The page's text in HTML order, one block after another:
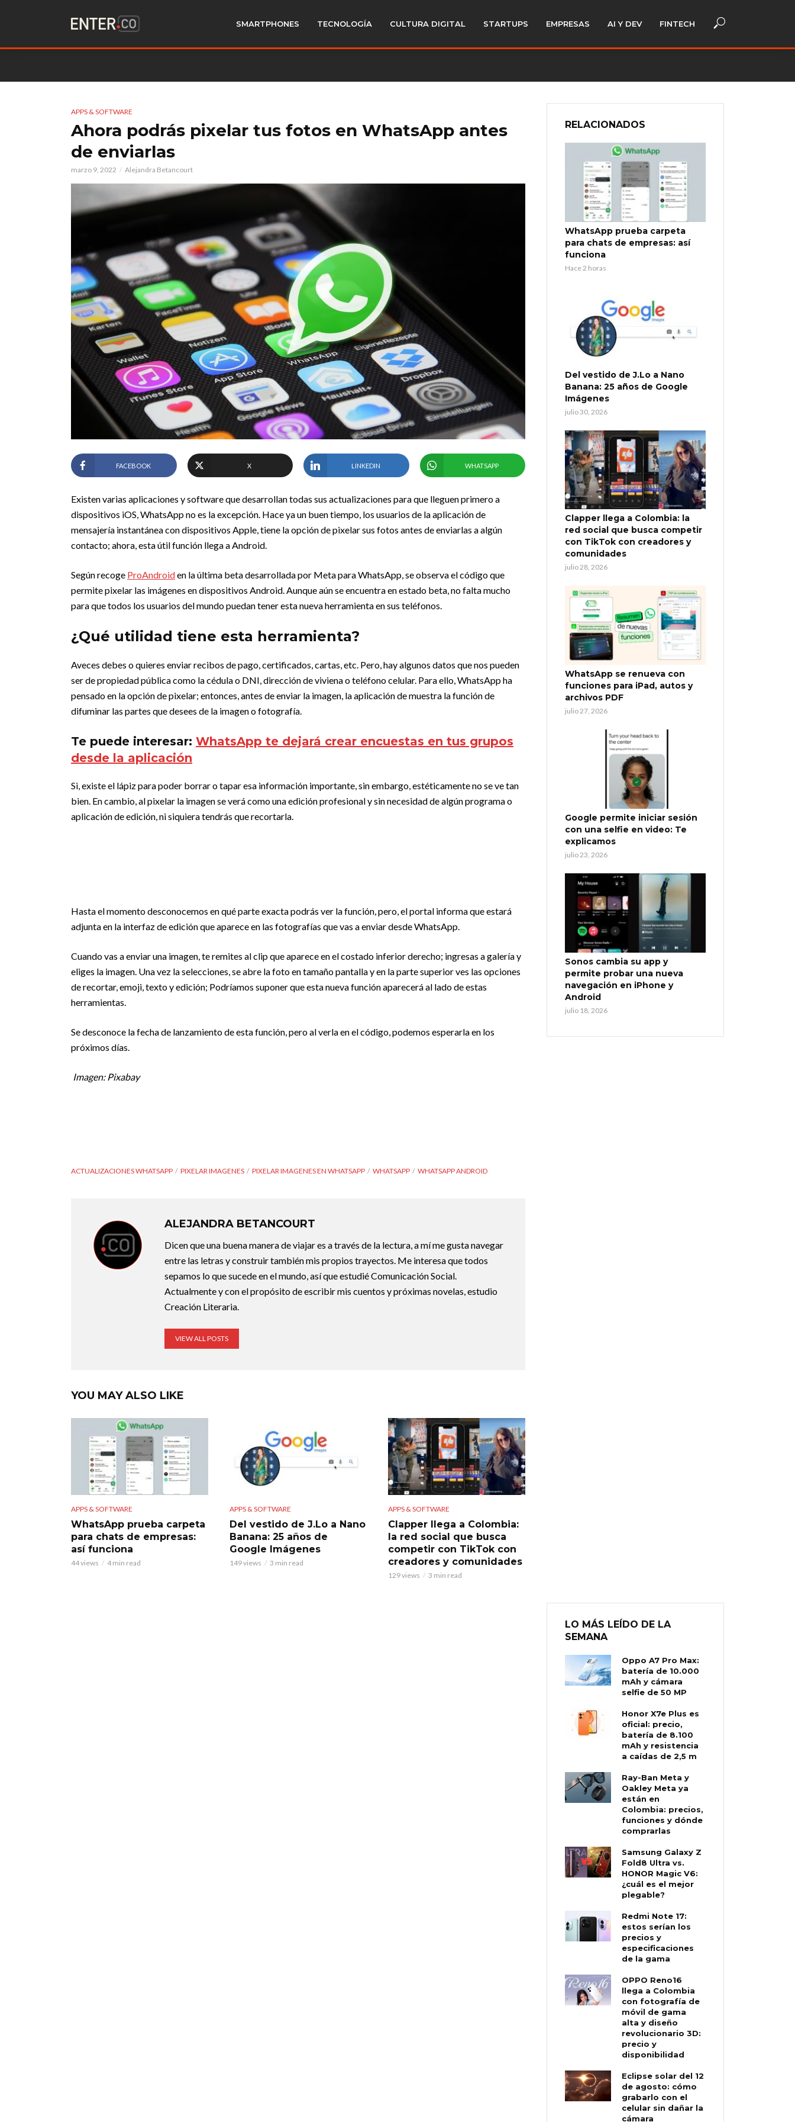
SMARTPHONES TECNOLOGÍA CULTURA DIGITAL STARTUPS EMPRESAS AI Y DEV FINTECH
APPS & SOFTWARE
Ahora podrás pixelar tus fotos en WhatsApp antes
de enviarlas
marzo 9, 2022 Alejandra Betancourt
FACEBOOK X LINKEDIN WHATSAPP
Existen varias aplicaciones y software que desarrollan todas sus actualizaciones para que lleguen primero a
dispositivos iOS, WhatsApp no es la excepción. Hace ya un buen tiempo, los usuarios de la aplicación de
mensajería instantánea con dispositivos Apple, tiene la opción de pixelar sus fotos antes de enviarlas a algún
contacto; ahora, esta útil función llega a Android.
Según recoge ProAndroiden la última beta desarrollada por Meta para WhatsApp, se observa el código que
permite pixelar las imágenes en dispositivos Android. Aunque aún se encuentra en estado beta, no falta mucho
para que todos los usuarios del mundo puedan tener esta nueva herramienta en sus teléfonos.
¿Qué utilidad tiene esta herramienta?
Aveces debes o quieres enviar recibos de pago, certificados, cartas, etc. Pero, hay algunos datos que nos pueden
ser de propiedad pública como la cédula o DNI, dirección de viviena o teléfono celular. Para ello, WhatsApp ha
pensado en la opción de pixelar; entonces, antes de enviar la imagen, la aplicación de muestra la función de
difuminar las partes que desees de la imagen o fotografía.
Te puede interesar: WhatsApp te dejará crear encuestas en tus grupos
desde la aplicación
Si, existe el lápiz para poder borrar o tapar esa información importante, sin embargo, estéticamente no se ve tan
bien. En cambio, al pixelar la imagen se verá como una edición profesional y sin necesidad de algún programa o
aplicación de edición, ni siquiera tendrás que recortarla.
Hasta el momento desconocemos en qué parte exacta podrás ver la función, pero, el portal informa que estará
adjunta en la interfaz de edición que aparece en las fotografías que vas a enviar desde WhatsApp.
Cuando vas a enviar una imagen, te remites al clip que aparece en el costado inferior derecho; ingresas a galería y
eliges la imagen. Una vez la selecciones, se abre la foto en tamaño pantalla y en la parte superior ves las opciones
de recortar, emoji, texto y edición; Podríamos suponer que esta nueva función aparecerá al lado de estas
herramientas.
Se desconoce la fecha de lanzamiento de esta función, pero al verla en el código, podemos esperarla en los
próximos días.
Imagen: Pixabay
ACTUALIZACIONES WHATSAPP PIXELAR IMAGENES PIXELAR IMAGENES EN WHATSAPP WHATSAPP WHATSAPP ANDROID
ALEJANDRA BETANCOURT
Dicen que una buena manera de viajar es a través de la lectura, a mí me gusta navegar
entre las letras y construir también mis propios trayectos. Me interesa que todos
sepamos lo que sucede en el mundo, así que estudié Comunicación Social.
Actualmente y con el propósito de escribir mis cuentos y próximas novelas, estudio
Creación Literaria.
VIEW ALL POSTS
YOU MAY ALSO LIKE
APPS & SOFTWARE
WhatsApp prueba carpeta
para chats de empresas:
así funciona
44 views 4 min read
APPS & SOFTWARE
Del vestido de J.Lo a Nano
Banana: 25 años de
Google Imágenes
149 views 3 min read
APPS & SOFTWARE
Clapper llega a Colombia:
la red social que busca
competir con TikTok con
creadores y comunidades
129 views 3 min read
RELACIONADOS
WhatsApp prueba carpeta
para chats de empresas: así
funciona
Hace 2 horas
Del vestido de J.Lo a Nano
Banana: 25 años de Google
Imágenes
julio 30, 2026
Clapper llega a Colombia: la
red social que busca competir
con TikTok con creadores y
comunidades
julio 28, 2026
WhatsApp se renueva con
funciones para iPad, autos y
archivos PDF
julio 27, 2026
Google permite iniciar sesión
con una selfie en video: Te
explicamos
julio 23, 2026
Sonos cambia su app y
permite probar una nueva
navegación en iPhone y
Android
julio 18, 2026
LO MÁS LEÍDO DE LA
SEMANA
Oppo A7 Pro Max:
batería de 10.000
mAh y cámara
selfie de 50 MP
Honor X7e Plus es
oficial: precio,
batería de 8.100
mAh y resistencia
a caídas de 2,5 m
Ray-Ban Meta y
Oakley Meta ya
están en
Colombia: precios,
funciones y dónde
comprarlas
Samsung Galaxy Z
Fold8 Ultra vs.
HONOR Magic V6:
¿cuál es el mejor
plegable?
Redmi Note 17:
estos serían los
precios y
especificaciones
de la gama
OPPO Reno16
llega a Colombia
con fotografía de
móvil de gama
alta y diseño
revolucionario 3D:
precio y
disponibilidad
Eclipse solar del 12
de agosto: cómo
grabarlo con el
celular sin dañar la
cámara